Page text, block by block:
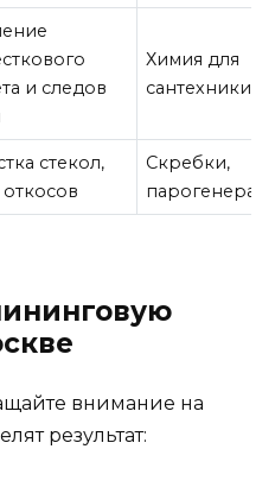
и следов
Химия для
сантехники
стекол,
Скребки,
внимание на
результат: